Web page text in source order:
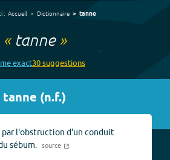
: Accueil Dictionnaire tanne
« tanne»
exact30suggestions
tanne (n.f.)
par l'obstruction d'un conduit
sébum.
source